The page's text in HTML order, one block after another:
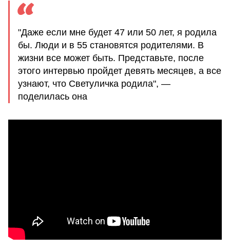
"Даже если мне будет 47 или 50 лет, я родила
бы. Люди и в 55 становятся родителями. В
жизни все может быть. Представьте, после
этого интервью пройдет девять месяцев, а все
узнают, что Светуличка родила", —
поделилась она